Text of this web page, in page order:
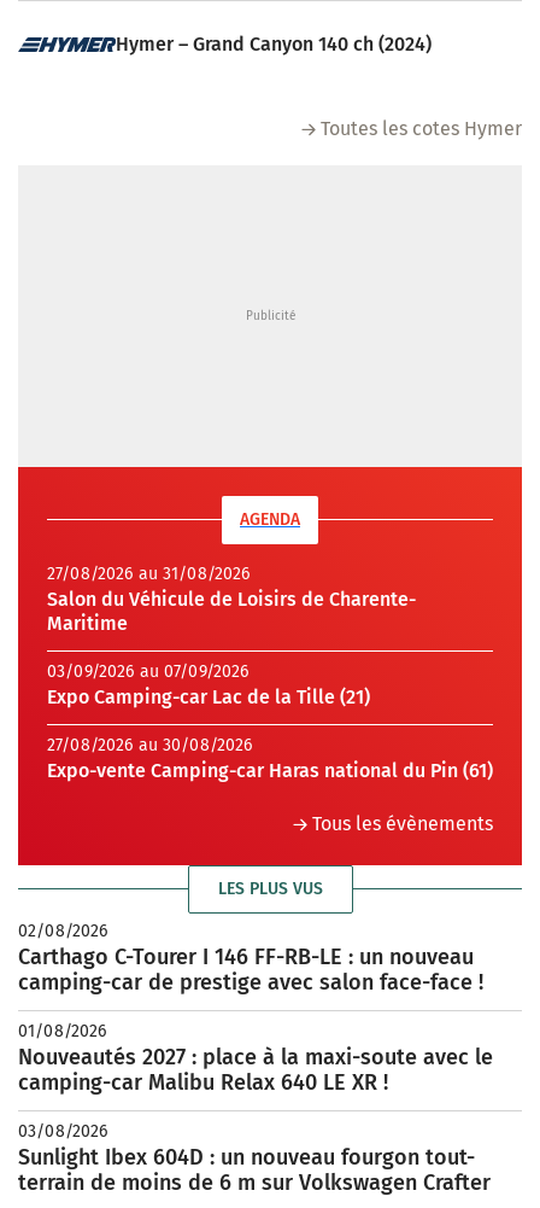
Hymer – Grand Canyon 140 ch (2024)
Toutes les cotes Hymer
AGENDA
27/08/2026 au 31/08/2026
Salon du Véhicule de Loisirs de Charente-
Maritime
03/09/2026 au 07/09/2026
Expo Camping-car Lac de la Tille (21)
27/08/2026 au 30/08/2026
Expo-vente Camping-car Haras national du Pin (61)
Tous les évènements
LES PLUS VUS
02/08/2026
Carthago C-Tourer I 146 FF-RB-LE : un nouveau
camping-car de prestige avec salon face-face !
01/08/2026
Nouveautés 2027 : place à la maxi-soute avec le
camping-car Malibu Relax 640 LE XR !
03/08/2026
Sunlight Ibex 604D : un nouveau fourgon tout-
terrain de moins de 6 m sur Volkswagen Crafter